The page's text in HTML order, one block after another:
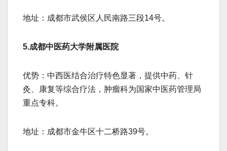
​​地址​​：成都市武侯区人民南路三段14号。
​​5.成都中医药大学附属医院​​
​​优势​​：中西医结合治疗特色显著，提供中药、针
灸、康复等综合疗法，肿瘤科为国家中医药管理局
重点专科。
​​地址​​：成都市金牛区十二桥路39号。